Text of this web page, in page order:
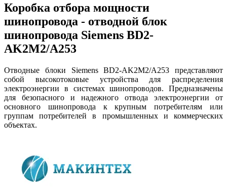
Коробка отбора мощности
шинопровода - отводной блок
шинопровода Siemens BD2-
AK2M2/A253
Отводные блоки Siemens BD2-AK2M2/A253 представляют
собой высокотоковые устройства для распределения
электроэнергии в системах шинопроводов. Предназначены
для безопасного и надежного отвода электроэнергии от
основного шинопровода к крупным потребителям или
группам потребителей в промышленных и коммерческих
объектах.